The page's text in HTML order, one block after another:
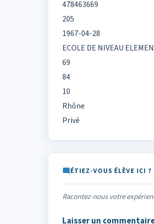
478463669
205
1967-04-28
ECOLE DE NIVEAU
69
84
10
Rhône
Privé
ÉTIEZ-VOUS ÉLÈVE ICI ?
Racontez-nous votre
Laisser un